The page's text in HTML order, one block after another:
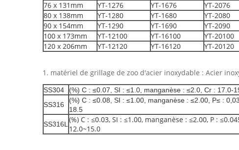
76 x 131mm
YT-1276 YT-1676 YT-2076
80 x 138mm
YT-1280 YT-1680 YT-2080
90 x 154mm
YT-1290 YT-1690 YT-2090
100 x 173mm
YT-12100 YT-16100 YT-20100
120 x 206mm
YT-12120 YT-16120 YT-20120
1. matériel de grillage de zoo d'acier inoxydable : Acier
SS304
(%) C : ≤0.07, SI : ≤1.0, manganèse : ≤2.0, Cr : 17.0-
SS316
(%) C : ≤0.08, SI : ≤1.00, manganèse : ≤2.00, P≤ :
18.5
SS316L (%) C : ≤0.03, SI : ≤1.00, manganèse : ≤2.00, P :
12.0~15.0